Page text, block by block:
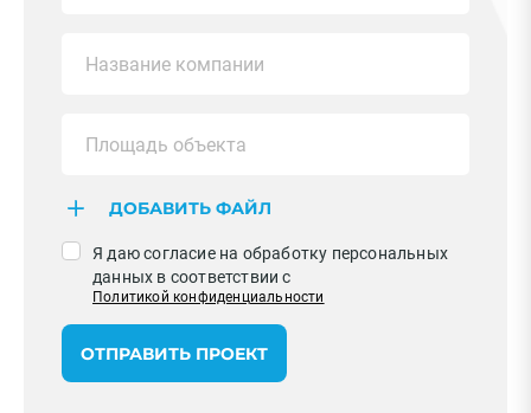
ДОБАВИТЬ ФАЙЛ
Я даю согласие на обработку персональных
данных в соответствии с
Политикой конфиденциальности
ОТПРАВИТЬ ПРОЕКТ